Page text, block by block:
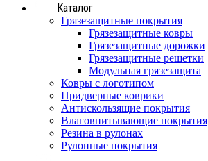
Каталог
Грязезащитные покрытия
Грязезащитные ковры
Грязезащитные дорожки
Грязезащитные решетки
Модульная грязезащита
Ковры с логотипом
Придверные коврики
Антискользящие покрытия
Влаговпитывающие покрытия
Резина в рулонах
Рулонные покрытия